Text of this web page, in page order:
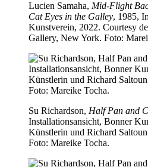
Lucien Samaha, Mid-Flight
Cat Eyes in the Galley, 1985,
Kunstverein, 2022. Courtesy
Gallery, New York. Foto:
Su Richardson, Half Pan and
Installationsansicht, Bonner
Künstlerin und Richard
Foto: Mareike Tocha.